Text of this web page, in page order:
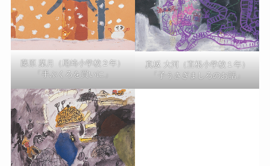
藤原 葉月（尾崎小学校２年）
「手ぶくろを買いに」
真坂 大河（直根小学校１年）
「子うさぎましろのお話」